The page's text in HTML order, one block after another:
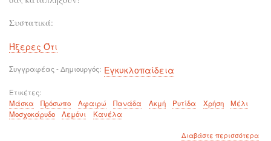
Συστατικά:
Ήξερες Ότι
Συγγραφέας - Δημιουργός Εγκυκλοπαίδεια
Ετικέτες
Μάσκα
Πρόσωπο Αφαιρώ Πανάδα Ακμή Ρυτίδα Χρήση
Μέλι
Μοσχοκάρυδο
Λεμόνι Κανέλα
Διαβάστε περισσότεραγια